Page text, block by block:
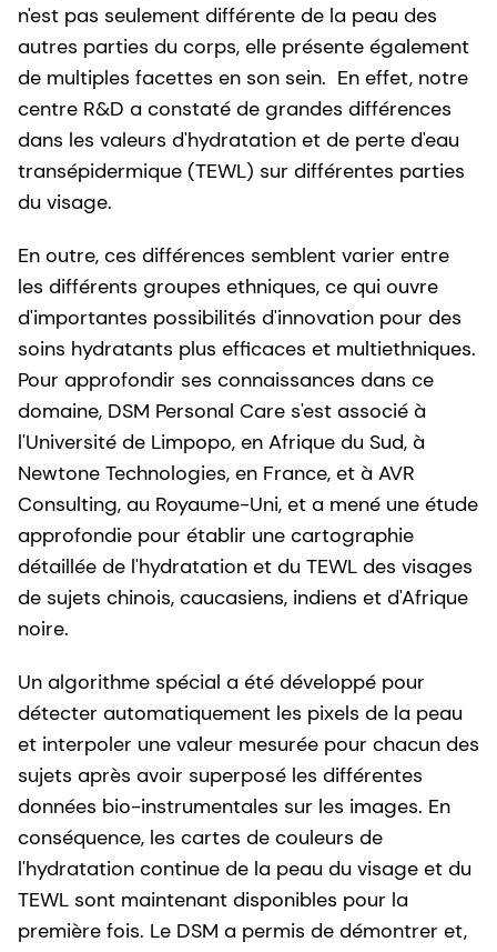
n'est pas seulement différente de la peau des
autres parties du corps, elle présente également
de multiples facettes en son sein. En effet, notre
centre R&D a constaté de grandes différences
dans les valeurs d'hydratation et de perte d'eau
transépidermique (TEWL) sur différentes parties
du visage.
En outre, ces différences semblent varier entre
les différents groupes ethniques, ce qui ouvre
d'importantes possibilités d'innovation pour des
soins hydratants plus efficaces et multiethniques.
Pour approfondir ses connaissances dans ce
domaine, DSM Personal Care s'est associé à
l'Université de Limpopo, en Afrique du Sud, à
Newtone Technologies, en France, et à AVR
Consulting, au Royaume-Uni, et a mené une étude
approfondie pour établir une cartographie
détaillée de l'hydratation et du TEWL des visages
de sujets chinois, caucasiens, indiens et d'Afrique
noire.
Un algorithme spécial a été développé pour
détecter automatiquement les pixels de la peau
et interpoler une valeur mesurée pour chacun des
sujets après avoir superposé les différentes
données bio-instrumentales sur les images. En
conséquence, les cartes de couleurs de
l'hydratation continue de la peau du visage et du
TEWL sont maintenant disponibles pour la
première fois. Le DSM a permis de démontrer et,